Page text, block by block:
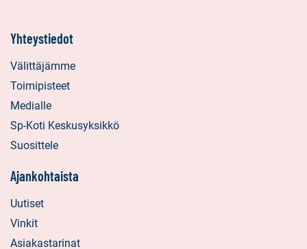
Yhteystiedot
Välittäjämme
Toimipisteet
Medialle
Sp-Koti Keskusyksikkö
Suosittele
Ajankohtaista
Uutiset
Vinkit
Asiakastarinat